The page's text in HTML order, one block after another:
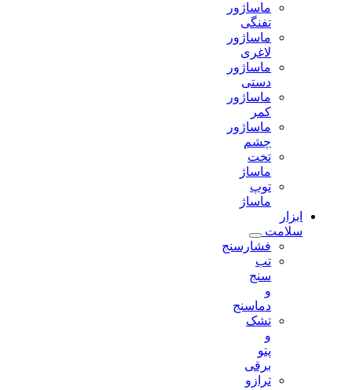
ماساژور
تفنگی
ماساژور
لاغری
ماساژور
دستی
ماساژور
ماساژور
تخت
ماساژ
توپ
ماساژ
ابزار
سلامت
فشارسنج
دماسنج
تشک
ترازو